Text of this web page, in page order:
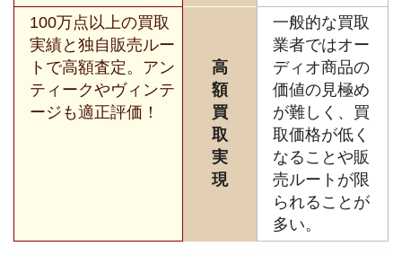
100万点以上の買取
実績と独自販売ルー
トで高額査定。アン
ティークやヴィンテ
ージも適正評価！
高
額
買
取
実
現
一般的な買取
業者ではオー
ディオ商品の
価値の見極め
が難しく、買
取価格が低く
なることや販
売ルートが限
られることが
多い。